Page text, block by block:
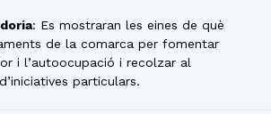
: Es mostraran les eines de què
de la comarca per fomentar
i l’autoocupació i recolzar al
particulars.